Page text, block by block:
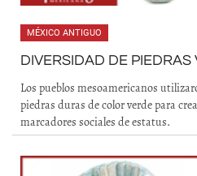
MÉXICO ANTIGUO
DIVERSIDAD DE PIEDRAS
Los pueblos mesoamericanos
piedras duras de color verde para
marcadores sociales de estatus.